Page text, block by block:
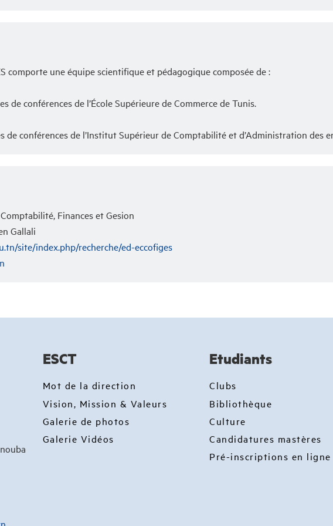
comporte une équipe scientifique et pédagogique composée de :
de conférences de l’École Supérieure de Commerce de Tunis.
de conférences de l’Institut Supérieur de Comptabilité et d’Administration des
Finances et Gesion
Gallali
site/index.php/recherche/ed-eccofiges
ESCT
Mot de la direction
Vision, Mission & Valeurs
Galerie de photos
Galerie Vidéos
Etudiants
Clubs
Bibliothèque
Culture
Candidatures mastères
Pré-inscriptions en ligne